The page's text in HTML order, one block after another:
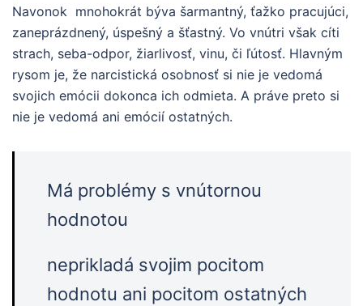
Navonok mnohokrát býva šarmantný, ťažko pracujúci,
zaneprázdnený, úspešný a šťastný. Vo vnútri však cíti
strach, seba-odpor, žiarlivosť, vinu, či ľútosť. Hlavným
rysom je, že narcistická osobnosť si nie je vedomá
svojich emócii dokonca ich odmieta. A práve preto si
nie je vedomá ani emócií ostatných.
Má problémy s vnútornou
hodnotou
neprikladá svojim pocitom
hodnotu ani pocitom ostatných